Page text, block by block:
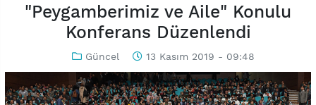
"Peygamberimiz ve Aile" Konulu
Konferans Düzenlendi
Güncel 13 Kasım 2019 - 09:48